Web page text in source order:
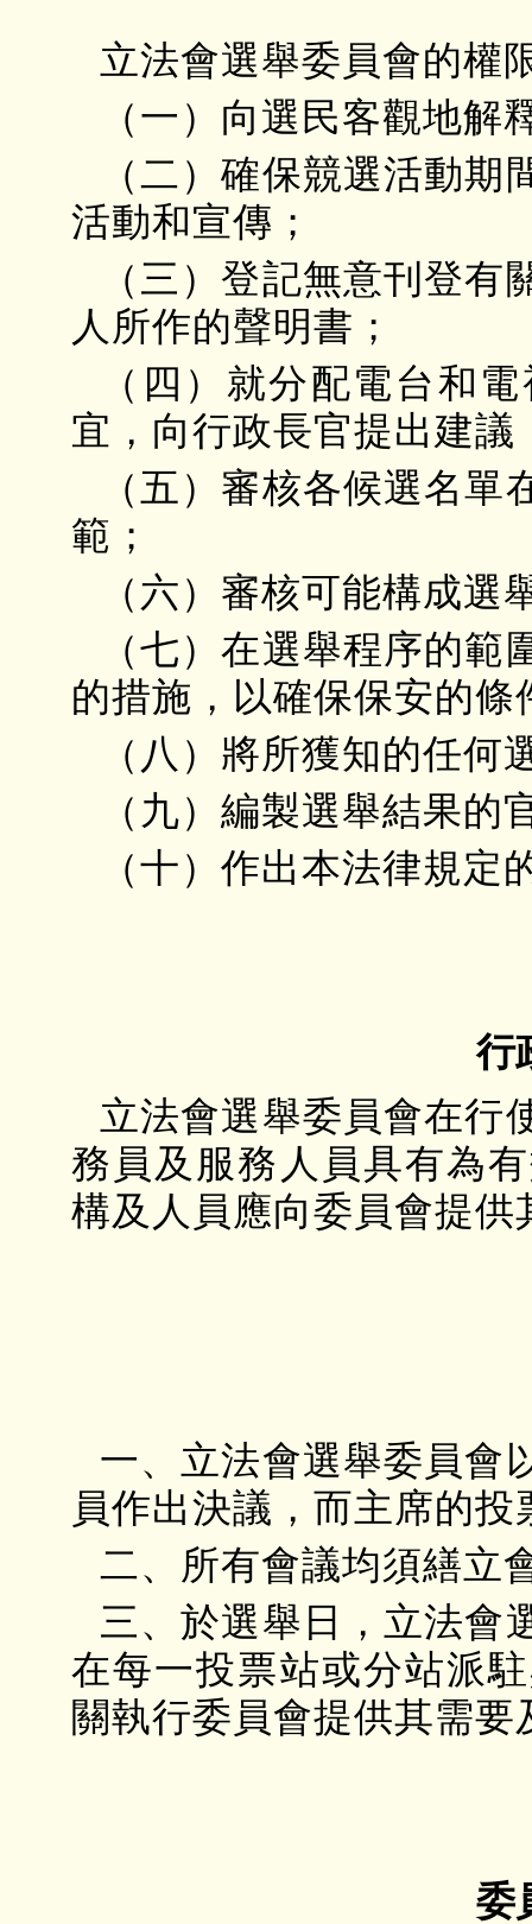
立法會選舉委員會的權
（一）向選民客觀地解
（二）確保競選活動
活動和宣傳；
（三）登記無意刊登
人所作的聲明書；
（四）就分配電台和
宜，向行政長官提出建議
（五）審核各候選名
範；
（六）審核可能構成
（七）在選舉程序的
的措施，以確保保安的
（八）將所獲知的任
（九）編製選舉結果的
（十）作出本法律規定
行
立法會選舉委員會在行
務員及服務人員具有為
構及人員應向委員會提
一、立法會選舉委員會
員作出決議，而主席的投
二、所有會議均須繕立
三、於選舉日，立法會
在每一投票站或分站派
關執行委員會提供其需
委